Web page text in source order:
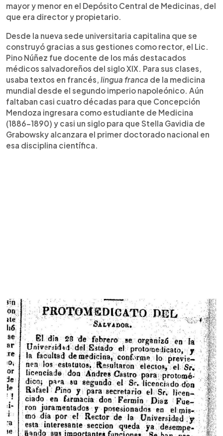
mayor y menor en el Depósito Central de Medicinas, del
que era director y propietario.
Desde la nueva sede universitaria capitalina que se
construyó gracias a sus gestiones como rector, el Lic.
Pino Núñez fue docente de los más destacados
médicos salvadoreños del siglo XIX. Para sus clases,
usaba textos en francés, lingua franca de la medicina
mundial desde el segundo imperio napoleónico. Aún
faltaban casi cuatro décadas para que Concepción
Mendoza ingresara como estudiante de Medicina
(1886-1890) y casi un siglo para que Stella Gavidia de
Grabowsky alcanzara el primer doctorado nacional en
esa disciplina científica.